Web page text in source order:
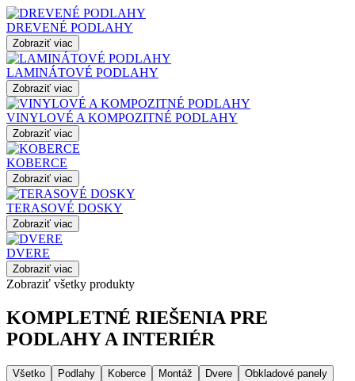
DREVENÉ PODLAHY
Zobraziť viac
LAMINÁTOVÉ PODLAHY
Zobraziť viac
VINYLOVÉ A KOMPOZITNÉ PODLAHY
Zobraziť viac
KOBERCE
Zobraziť viac
TERASOVÉ DOSKY
Zobraziť viac
DVERE
Zobraziť viac
Zobraziť všetky produkty
KOMPLETNÉ RIEŠENIA PRE
PODLAHY A INTERIÉR
Všetko Podlahy Koberce Montáž Dvere
Obkladové panely